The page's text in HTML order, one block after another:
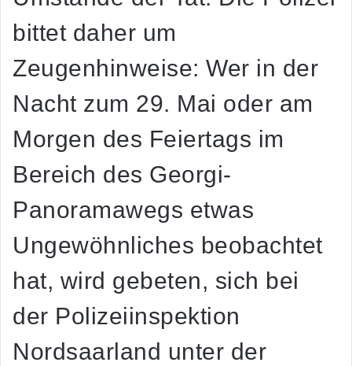
bittet daher um
Zeugenhinweise: Wer in der
Nacht zum 29. Mai oder am
Morgen des Feiertags im
Bereich des Georgi-
Panoramawegs etwas
Ungewöhnliches beobachtet
hat, wird gebeten, sich bei
der Polizeiinspektion
Nordsaarland unter der